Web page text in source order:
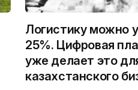
Логистику можно
25%. Цифровая
уже делает это
казахстанского